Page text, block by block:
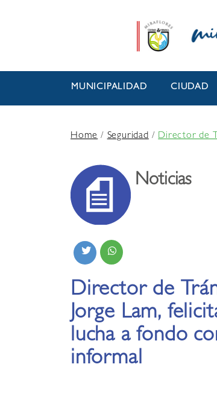
MUNICIPALIDAD CIUDAD
Home/Seguridad/Director de
Noticias
Director de
Jorge Lam,
lucha a fondo
informal